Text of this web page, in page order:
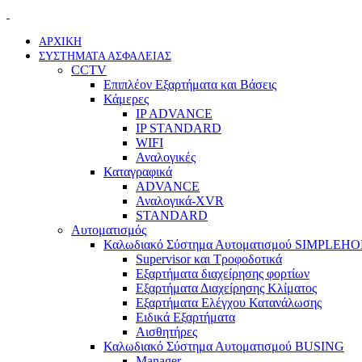
ΑΡΧΙΚΗ
ΣΥΣΤΗΜΑΤΑ ΑΣΦΑΛΕΙΑΣ
CCTV
Επιπλέον Εξαρτήματα και Βάσεις
Κάμερες
IP ADVANCE
IP STANDARD
WIFI
Αναλογικές
Καταγραφικά
ADVANCE
Αναλογικά-XVR
STANDARD
Αυτοματισμός
Καλωδιακό Σύστημα Αυτοματισμού
Supervisor και Τροφοδοτικά
Εξαρτήματα διαχείρησης φορτίων
Εξαρτήματα Διαχείρησης Κλίματος
Εξαρτήματα Ελέγχου Κατανάλωσης
Ειδικά Εξαρτήματα
Αισθητήρες
Καλωδιακό Σύστημα Αυτοματισμού BUSING